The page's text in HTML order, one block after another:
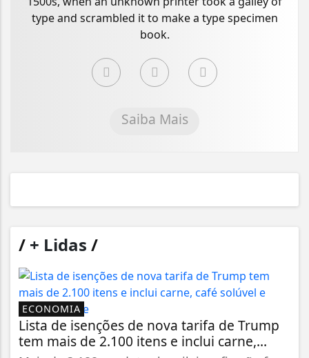
type and scrambled it to make a type specimen
book.
Saiba Mais
/ + Lidas /
ECONOMIA
Lista de isenções de nova tarifa de Trump
tem mais de 2.100 itens e inclui carne,...